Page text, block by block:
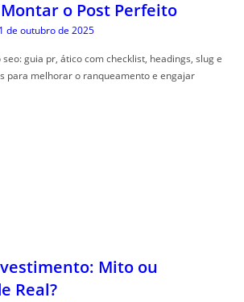
o Post Perfeito
de outubro de 2025
guia pr, ático com checklist, headings, slug e
para melhorar o ranqueamento e engajar
Mito ou
Real?